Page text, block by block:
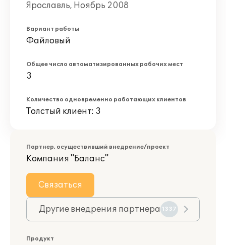
Ярославль, Ноябрь 2008
Вариант работы
Файловый
Общее число автоматизированных рабочих мест
3
Количество одновременно работающих клиентов
Толстый клиент: 3
Партнер, осуществивший внедрение/проект
Компания "Баланс"
Связаться
Другие внедрения партнера 1337
Продукт